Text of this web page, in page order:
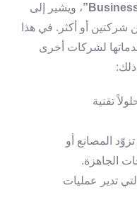
، ويشير إلى
شركتين أو أكثر. في هذا
خدماتها لشركات أخرى
تقنية
المصانع أو
الجاهزة.
تدير عمليات